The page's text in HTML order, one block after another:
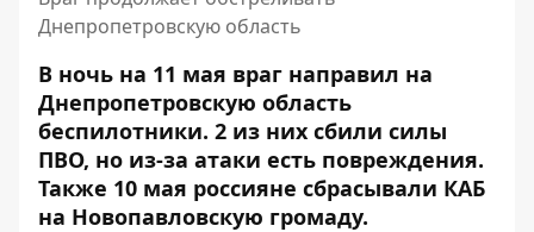
Днепропетровскую область
В ночь на 11 мая враг направил на
Днепропетровскую область
беспилотники. 2 из них сбили силы
ПВО, но из-за атаки есть повреждения.
Также 10 мая россияне сбрасывали КАБ
на Новопавловскую громаду.